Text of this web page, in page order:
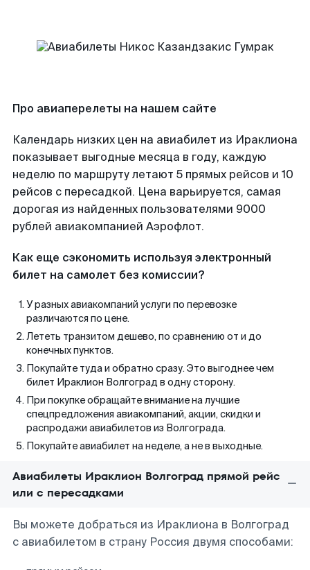
Про авиаперелеты на нашем сайте
Календарь низких цен на авиабилет из Ираклиона
показывает выгодные месяца в году, каждую
неделю по маршруту летают 5 прямых рейсов и 10
рейсов с пересадкой. Цена варьируется, самая
дорогая из найденных пользователями 9000
рублей авиакомпанией Аэрофлот.
Как еще сэкономить используя электронный
билет на самолет без комиссии?
У разных авиакомпаний услуги по перевозке
различаются по цене.
Лететь транзитом дешево, по сравнению от и до
конечных пунктов.
Покупайте туда и обратно сразу. Это выгоднее чем
билет Ираклион Волгоград в одну сторону.
При покупке обращайте внимание на лучшие
спецпредложения авиакомпаний, акции, скидки и
распродажи авиабилетов из Волгограда.
Покупайте авиабилет на неделе, а не в выходные.
Авиабилеты Ираклион Волгоград прямой рейс
или с пересадками
Вы можете добраться из Ираклиона в Волгоград
с авиабилетом в страну Россия двумя способами: